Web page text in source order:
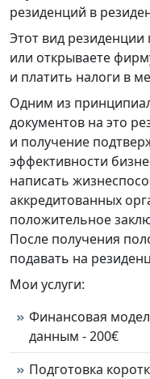
резиденций в
Этот вид резиденции
или открываете
и платить налоги в
Одним из
документов на это
и получение
эффективности
написать
аккредитованных
положительное
После получения
подавать на
Мои услуги:
Финансовая
данным - 200€
Подготовка